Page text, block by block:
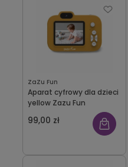
ZaZu Fun
Aparat cyfrowy dla dzieci
yellow Zazu Fun
99,00 zł